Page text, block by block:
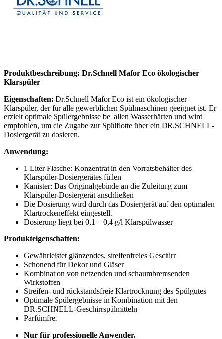
Produktbeschreibung: Dr.Schnell Mafor Eco ökologischer
Klarspüler
Eigenschaften: Dr.Schnell Mafor Eco ist ein ökologischer
Klarspüler, der für alle gewerblichen Spülmaschinen geeignet ist. Er
erzielt optimale Spülergebnisse bei allen Wasserhärten und wird
empfohlen, um die Zugabe zur Spülflotte über ein DR.SCHNELL-
Dosiergerät zu dosieren.
Anwendung:
1 Liter Flasche: Konzentrat in den Vorratsbehälter des
Klarspüler-Dosiergerätes füllen
Kanister: Das Originalgebinde an die Zuleitung zum
Klarspüler-Dosiergerät anschließen
Die Dosierung wird durch das Dosiergerät auf den optimalen
Klartrockeneffekt eingestellt
Dosierung liegt bei 0,1 – 0,4 g/l Klarspülwasser
Produkteigenschaften:
Gewährleistet glänzendes, streifenfreies Geschirr
Schonend für Dekor und Gläser
Kombination von netzenden und schaumbremsenden
Wirkstoffen
Streifen- und rückstandsfreie Klartrocknung des Spülgutes
Optimale Spülergebnisse in Kombination mit den
DR.SCHNELL-Geschirrspülmitteln
Parfümfrei
Nur für professionelle Anwender.